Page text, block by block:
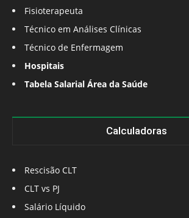
Fisioterapeuta
Técnico em Análises Clínicas
Técnico de Enfermagem
Hospitais
Tabela Salarial Área da Saúde
Calculadoras
Rescisão CLT
CLT vs PJ
Salário Líquido